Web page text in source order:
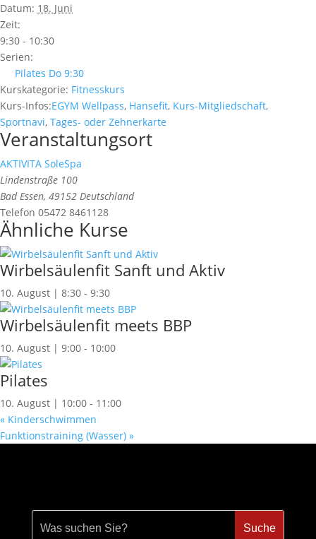
Datum: 18. Juni
Zeit:
9:30 - 10:30
Serien:
Pilates Do 9:30
Kurskategorie: Fitnesskurs
Kurs-Infos:EGYM Wellpass, Hansefit, Kurs-Mitgliedschaft,
Sportnavi, Tages- oder Zehnerkarte
Veranstaltungsort
AKTIVITA SoleSpa
Lindenstraße 100
Bad Essen, 49152 Deutschland
Telefon 05472 8461128
Ähnliche Kurse
Wirbelsäulenfit Sanft und Aktiv
10. August | 8:30 - 9:30
Wirbelsäulenfit meets BBP
10. August | 9:00 - 10:00
Pilates
10. August | 10:00 - 11:00
« Kinderschwimmen
Funktionstraining (Wasser) »